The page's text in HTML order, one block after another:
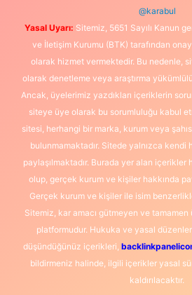
@karabul
Yasal Uyarı: Sitemiz, 5651 Sayılı Kanun
ve İletişim Kurumu (BTK) tarafından
olarak hizmet vermektedir. Bu nedenle,
olarak denetleme veya araştırma
Ancak, üyelerimiz yazdıkları içeriklerin
siteye üye olarak bu sorumluluğu kabul
sitesi, herhangi bir marka, kurum veya
bulunmamaktadır. Sitede yalnızca kendi
paylaşılmaktadır. Burada yer alan içerikler
olup, gerçek kurum ve kişiler hakkında
Gerçek kurum ve kişiler ile isim
Sitemiz, kar amacı gütmeyen ve
platformudur. Hukuka ve yasal
düşündüğünüz içerikleri,
bildirmeniz halinde, ilgili içerikler yasal
kaldırılacaktır.